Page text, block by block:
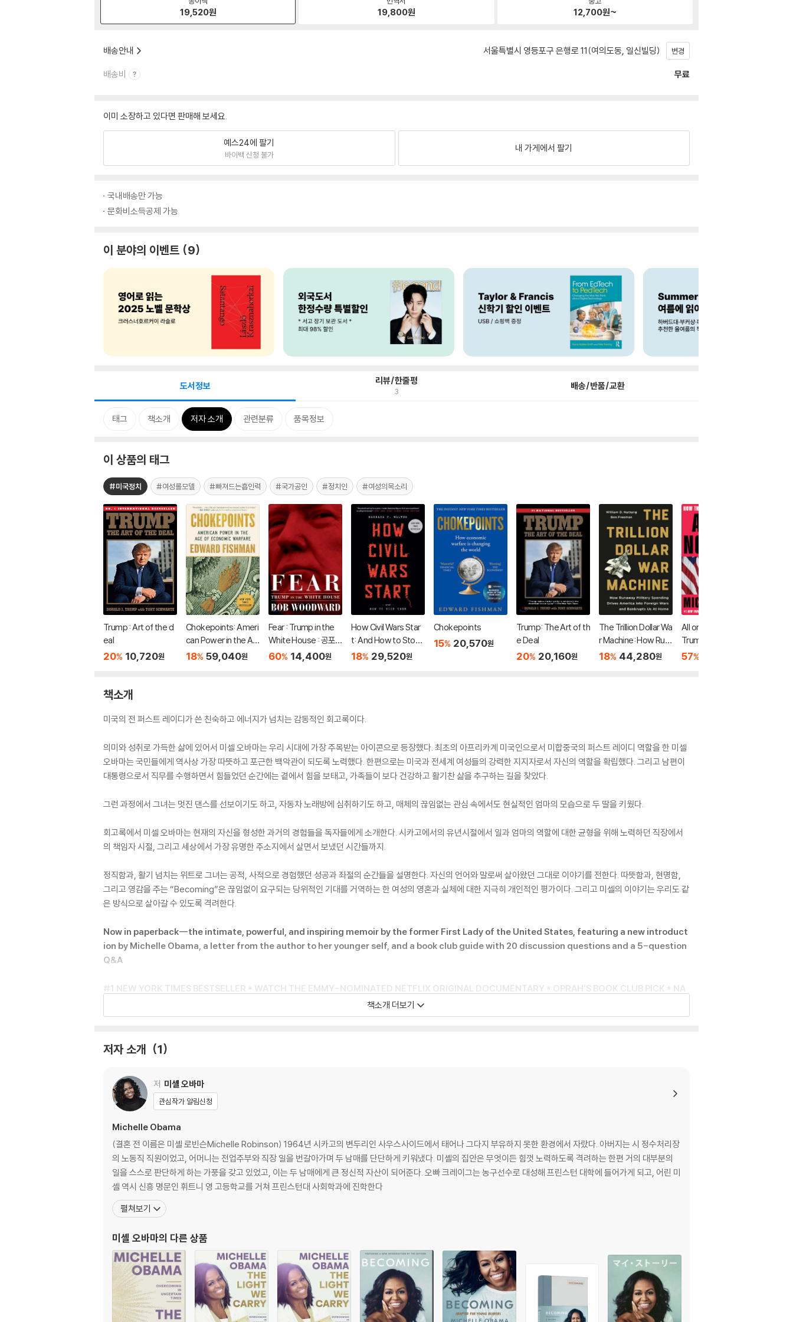
19,520원 19,800원 12,700원~
배송안내 서울특별시 영등포구 은행로 11(여의도동, 일신빌딩) 변경
배송비 무료
이미 소장하고 있다면 판매해 보세요.
예스24에 팔기
바이백 신청 불가
내 가게에서 팔기
국내배송만 가능
문화비소득공제 가능
이 분야의 이벤트 9
도서정보 리뷰/한줄평
3 배송/반품/교환
태그 책소개 저자 소개 관련분류 품목정보
이 상품의 태그
#미국정치 #여성롤모델 #빠져드는흡인력 #국가공인 #정치인 #여성의목소리
Trump : Art of the d
eal
20% 10,720원
Chokepoints: Ameri
can Power in the Ag
e of Economic Warf
18% 59,040원
Fear : Trump in the
White House : 공포 :
백악관의 트럼프
60% 14,400원
How Civil Wars Star
t: And How to Stop
Them
18% 29,520원
Chokepoints
15% 20,570원
Trump: The Art of th
e Deal
20% 20,160원
The Trillion Dollar Wa
r Machine: How Run
away Military Spendi
18% 44,280원
All or Nothing: How
Trump Recaptured
America
57%
책소개
미국의 전 퍼스트 레이디가 쓴 친숙하고 에너지가 넘치는 감동적인 회고록이다.
의미와 성취로 가득한 삶에 있어서 미셀 오바마는 우리 시대에 가장 주목받는 아이콘으로 등장했다. 최초의 아프리카계 미국인으로서 미합중국의 퍼스트 레이디 역할을 한 미셀
오바마는 국민들에게 역사상 가장 따뜻하고 포근한 백악관이 되도록 노력했다. 한편으로는 미국과 전세계 여성들의 강력한 지지자로서 자신의 역할을 확립했다. 그리고 남편이
대통령으로서 직무를 수행하면서 힘들었던 순간에는 곁에서 힘을 보태고, 가족들이 보다 건강하고 활기찬 삶을 추구하는 길을 찾았다.
그런 과정에서 그녀는 멋진 댄스를 선보이기도 하고, 자동차 노래방에 심취하기도 하고, 매체의 끊임없는 관심 속에서도 현실적인 엄마의 모습으로 두 딸을 키웠다.
회고록에서 미셀 오바마는 현재의 자신을 형성한 과거의 경험들을 독자들에게 소개한다. 시카고에서의 유년시절에서 일과 엄마의 역할에 대한 균형을 위해 노력하던 직장에서
의 책임자 시절, 그리고 세상에서 가장 유명한 주소지에서 살면서 보냈던 시간들까지.
정직함과, 활기 넘치는 위트로 그녀는 공적, 사적으로 경험했던 성공과 좌절의 순간들을 설명한다. 자신의 언어와 말로써 살아왔던 그대로 이야기를 전한다. 따뜻함과, 현명함,
그리고 영감을 주는 “Becoming”은 끊임없이 요구되는 당위적인 기대를 거역하는 한 여성의 영혼과 실체에 대한 지극히 개인적인 평가이다. 그리고 미셀의 이야기는 우리도 같
은 방식으로 살아갈 수 있도록 격려한다.
Now in paperback--the intimate, powerful, and inspiring memoir by the former First Lady of the United States, featuring a new introduct
ion by Michelle Obama, a letter from the author to her younger self, and a book club guide with 20 discussion questions and a 5-question
Q&A
#1 NEW YORK TIMES BESTSELLER * WATCH THE EMMY-NOMINATED NETFLIX ORIGINAL DOCUMENTARY * OPRAH’S BOOK CLUB PICK * NA
ACP IMAGE AWARD WINNER * ONE OF ESSENCE’S 50 MOST IMPACTFUL BLACK BOOKS OF THE PAST 50 YEARS
ady of the United States of America--the first African American to serve in that role--she helped create the most welcoming and inclusive White H
e ways that families pursue healthier and more active lives, and standing with her husband as he led America through some of its most harrowing m
oments. Along the way, she showed us a few dance moves, crushed Carpool Karaoke, and raised two down-to-earth daughters under an unforgivi
ng media glare.
In her memoir, a work of deep reflection and mesmerizing storytelling, Michelle Obama invites readers into her world, chronicling the experiences th
at have shaped her--from her childhood on the South Side of Chicago to her years as an executive balancing the demands of motherhood and wor
k, to her time spent at the world’s most famous address. With unerring honesty and lively wit, she describes her triumphs and her disappointments,
both public and private, telling her full story as she has lived it--in her own words and on her own terms. Warm, wise, and revelatory, Becoming is the
deeply personal reckoning of a woman of soul and substance who has steadily defied expectations--and whose story inspires us to do the same.
책소개 더보기
저자 소개 1
저 미셸 오바마
관심작가 알림신청
Michelle Obama
(결혼 전 이름은 미셸 로빈슨Michelle Robinson) 1964년 시카고의 변두리인 사우스사이드에서 태어나 그다지 부유하지 못한 환경에서 자랐다. 아버지는 시 정수처리장
의 노동직 직원이었고, 어머니는 전업주부와 직장 일을 번갈아가며 두 남매를 단단하게 키워냈다. 미셸의 집안은 무엇이든 힘껏 노력하도록 격려하는 한편 거의 대부분의
일을 스스로 판단하게 하는 가풍을 갖고 있었고, 이는 두 남매에게 큰 정신적 자산이 되어준다. 오빠 크레이그는 농구선수로 대성해 프린스턴 대학에 들어가게 되고, 어린 미
셸 역시 신흥 명문인 휘트니 영 고등학교를 거쳐 프린스턴대 사회학과에 진학한다
펼쳐보기
미셸 오바마의 다른 상품